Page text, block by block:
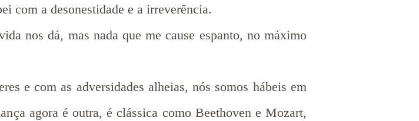
com a desonestidade e a irreverência.
nos dá, mas nada que me cause espanto, no máximo
e com as adversidades alheias, nós somos hábeis em
agora é outra, é clássica como Beethoven e Mozart,